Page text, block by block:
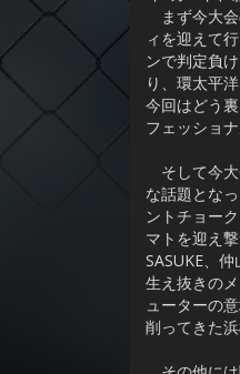
まず今大
ィを迎えて
ンで判定負
り、環太平
今回はどう
フェッショ
そして今大
な話題とな
ントチョー
マトを迎え
SASUKE、
生え抜きの
ューターの
削ってきた